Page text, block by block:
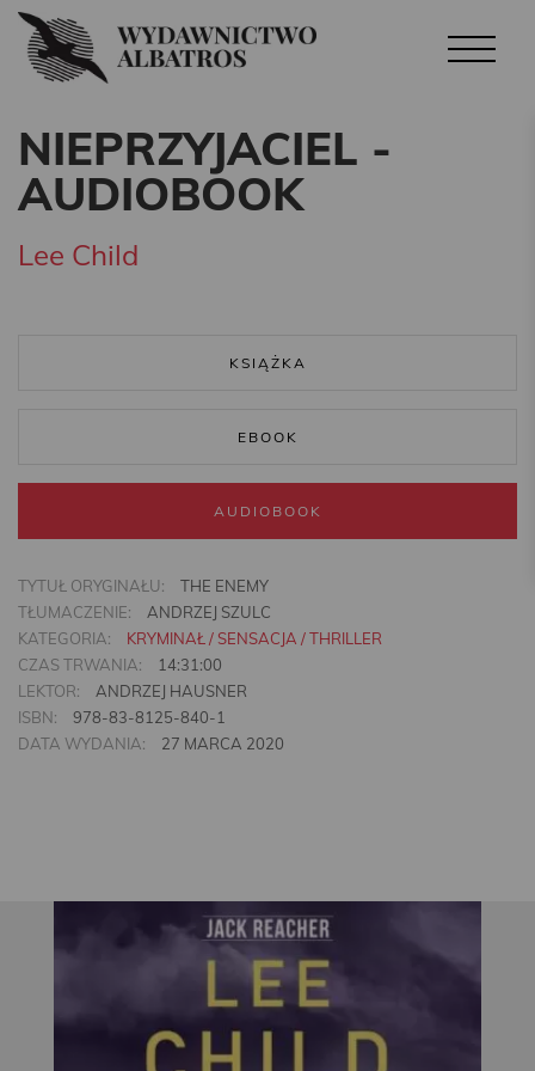
NIEPRZYJACIEL -
AUDIOBOOK
Lee Child
KSIĄŻKA
EBOOK
AUDIOBOOK
TYTUŁ ORYGINAŁU:
THE ENEMY
TŁUMACZENIE:
ANDRZEJ SZULC
KATEGORIA:
KRYMINAŁ / SENSACJA / THRILLER
CZAS TRWANIA:
14:31:00
LEKTOR:
ANDRZEJ HAUSNER
ISBN:
978-83-8125-840-1
DATA WYDANIA:
27 MARCA 2020